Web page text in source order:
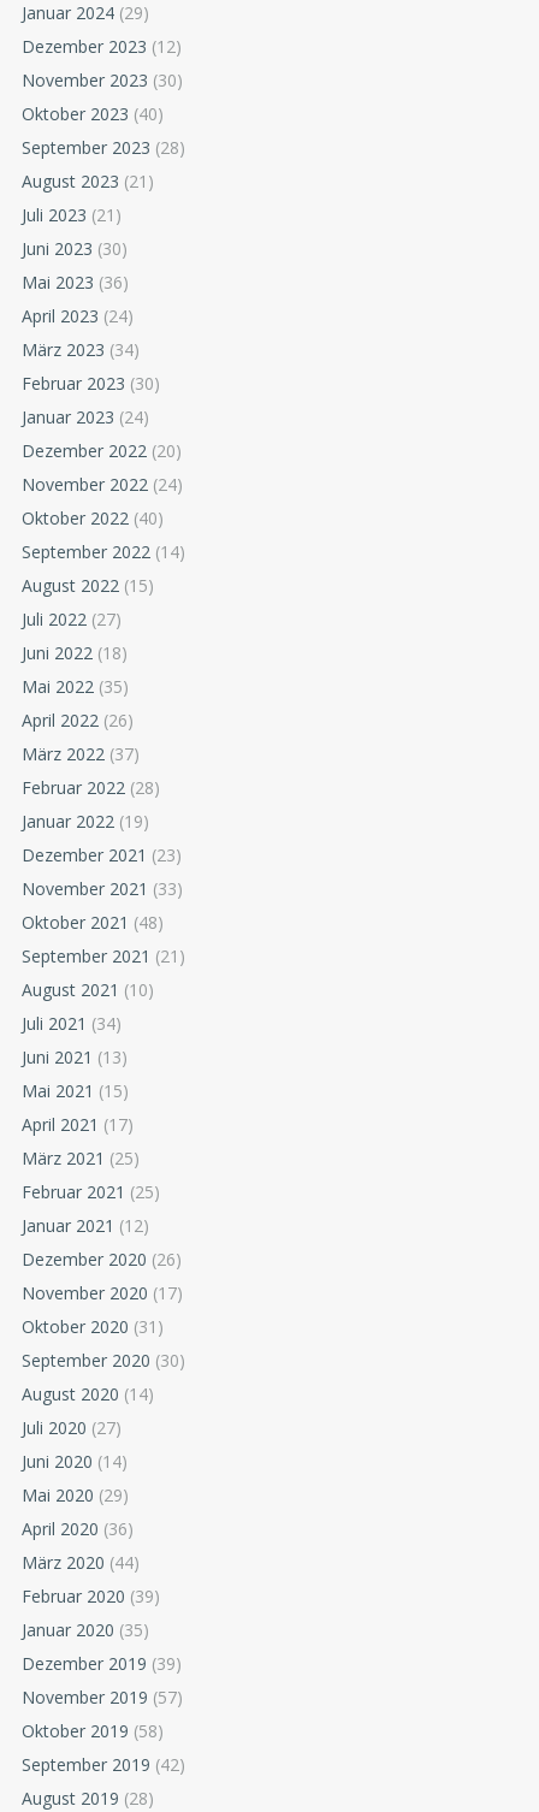
Januar 2024 (29)
Dezember 2023 (12)
November 2023 (30)
Oktober 2023 (40)
September 2023 (28)
August 2023 (21)
Juli 2023 (21)
Juni 2023 (30)
Mai 2023 (36)
April 2023 (24)
März 2023 (34)
Februar 2023 (30)
Januar 2023 (24)
Dezember 2022 (20)
November 2022 (24)
Oktober 2022 (40)
September 2022 (14)
August 2022 (15)
Juli 2022 (27)
Juni 2022 (18)
Mai 2022 (35)
April 2022 (26)
März 2022 (37)
Februar 2022 (28)
Januar 2022 (19)
Dezember 2021 (23)
November 2021 (33)
Oktober 2021 (48)
September 2021 (21)
August 2021 (10)
Juli 2021 (34)
Juni 2021 (13)
Mai 2021 (15)
April 2021 (17)
März 2021 (25)
Februar 2021 (25)
Januar 2021 (12)
Dezember 2020 (26)
November 2020 (17)
Oktober 2020 (31)
September 2020 (30)
August 2020 (14)
Juli 2020 (27)
Juni 2020 (14)
Mai 2020 (29)
April 2020 (36)
März 2020 (44)
Februar 2020 (39)
Januar 2020 (35)
Dezember 2019 (39)
November 2019 (57)
Oktober 2019 (58)
September 2019 (42)
August 2019 (28)